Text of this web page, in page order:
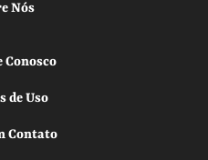
Nós
Conosco
de Uso
Contato